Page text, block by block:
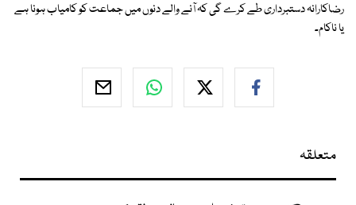
رضاکارانہ دستبرداری طے کرے گی کہ آنے والے دنوں میں جماعت کو کامیاب ہونا ہے
یا ناکام۔
متعلقہ